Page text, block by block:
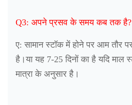
Q3: अपने प्रसव के समय कब तक है?
ए: सामान स्टॉक में होने पर आम तौर
है।या यह 7-25 दिनों का है यदि माल
मात्रा के अनुसार है।